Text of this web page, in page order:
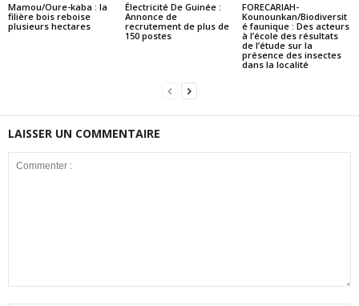
Mamou/Oure-kaba : la
filière bois reboise
plusieurs hectares
Électricité De Guinée :
Annonce de
recrutement de plus de
150 postes
FORECARIAH-
Kounounkan/Biodiversit
é faunique : Des acteurs
à l’école des résultats
de l’étude sur la
présence des insectes
dans la localité
LAISSER UN COMMENTAIRE